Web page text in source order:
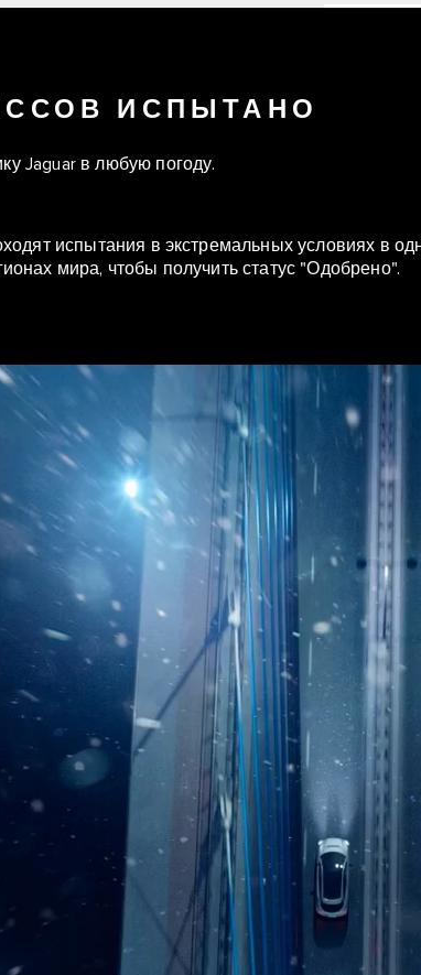
ИСПЫТАНО
Jaguar в любую погоду.
испытания в экстремальных условиях в
мира, чтобы получить статус "Одобрено".